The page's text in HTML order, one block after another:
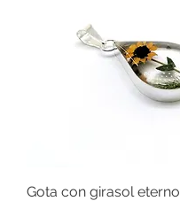
Gota con girasol eterno